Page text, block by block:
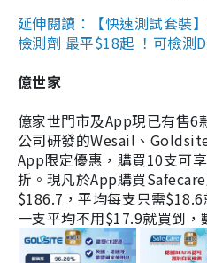
延伸閱讀：【快速測試套裝
檢測劑 最平$18起 ！可檢
億世家
億家世門市及App現已有售6
公司研發的Wesail、
App限定優惠，購買10支可
折。現凡於App購買
$186.7，平均每支只需
一支平均不用$17.9就買到，